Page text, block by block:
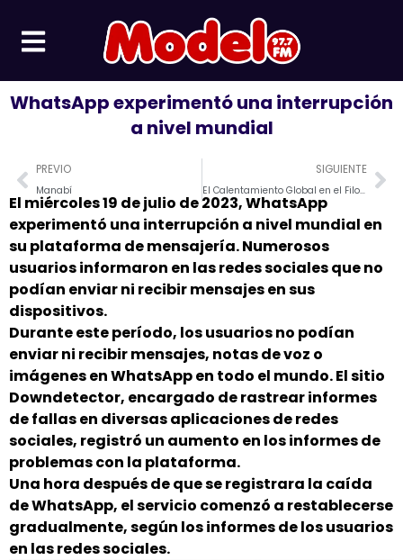
contenido
WhatsApp experimentó una interrupción
a nivel mundial
Prev
PREVIO
Manabí
SIGUIENTE
El Calentamiento Global en el Filo del Tiempo: Desafíos Urgentes y Soluciones Cruciales para el Futuro de Nuestro Planeta
El miércoles 19 de julio de 2023, WhatsApp
experimentó una interrupción a nivel mundial en
su plataforma de mensajería. Numerosos
usuarios informaron en las redes sociales que no
podían enviar ni recibir mensajes en sus
dispositivos.
Durante este período, los usuarios no podían
enviar ni recibir mensajes, notas de voz o
imágenes en WhatsApp en todo el mundo. El sitio
Downdetector, encargado de rastrear informes
de fallas en diversas aplicaciones de redes
sociales, registró un aumento en los informes de
problemas con la plataforma.
Una hora después de que se registrara la caída
de WhatsApp, el servicio comenzó a restablecerse
gradualmente, según los informes de los usuarios
en las redes sociales.